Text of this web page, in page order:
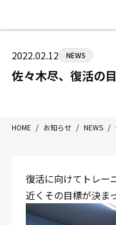
八王子中
〒192-0072 東京都
Tel/
HOME
ジムについて
トレーニング
入会案内
2022.02.12 NEWS
佐々木尽、復活の
HOME / お知らせ / NEWS /
復活に向けてトレー
近くその目標が決ま